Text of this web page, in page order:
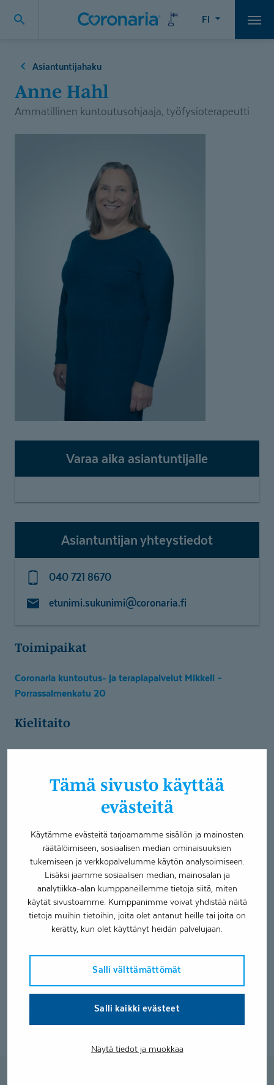
Tämä sivusto käyttää
evästeitä
Käytämme evästeitä tarjoamamme sisällön ja mainosten
räätälöimiseen, sosiaalisen median ominaisuuksien
tukemiseen ja verkkopalvelumme käytön analysoimiseen.
Lisäksi jaamme sosiaalisen median, mainosalan ja
analytiikka-alan kumppaneillemme tietoja siitä, miten
käytät sivustoamme. Kumppanimme voivat yhdistää näitä
tietoja muihin tietoihin, joita olet antanut heille tai joita on
kerätty, kun olet käyttänyt heidän palvelujaan.
Salli välttämättömät
Salli kaikki evästeet
Näytä tiedot ja muokkaa
FI
Asiantuntijahaku
Anne Hahl
Ammatillinen kuntoutusohjaaja, työfysioterapeutti
Varaa aika asiantuntijalle
Asiantuntijan yhteystiedot
040 721 8670
etunimi.sukunimi@coronaria.fi
Toimipaikat
Coronaria kuntoutus- ja terapiapalvelut Mikkeli –
Porrassalmenkatu 20
Kielitaito
Englanti
TAITO-kuntoutus
Työskentelen ammatillisena kuntoutusohjaajana Kelan
ammatillisessa kuntoutusselvityksessä työelämän
asiantuntijana/omaohjaajana. Työni mielekkyys syntyy
asiakaskohtaamisista.
Sosionomi (AMK) 2023
Fysioterapeutti (AMK) 2009
Työfysioterapeutti 2013